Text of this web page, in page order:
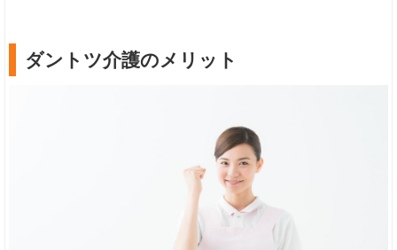
ダントツ介護のメリット